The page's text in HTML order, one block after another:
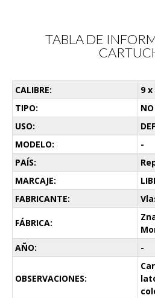
TABLA DE
CALIBRE:
9
TIPO:
USO:
MODELO:
-
PAÍS:
MARCAJE:
FABRICANTE:
FÁBRICA:
AÑO:
-
OBSERVACIONES: